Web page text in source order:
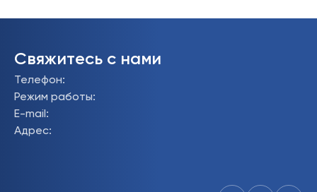
Свяжитесь с нами
Телефон:
Режим работы:
E-mail :
Адрес: